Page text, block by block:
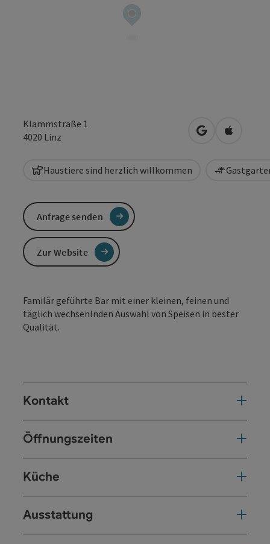
Klammstraße 1
4020 Linz in Googlein Apple
Haustiere sind herzlich willkommen
Familär geführte Bar mit einer kleinen, feinen und
täglich wechsenlnden Auswahl von Speisen in bester
Qualität.
Kontakt
Öffnungszeiten
Küche
Ausstattung
Anfrage senden
Zur Website